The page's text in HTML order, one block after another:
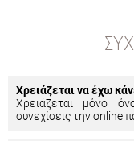
Χρειάζεται να έχω
Χρειάζεται μόνο
συνεχίσεις την online